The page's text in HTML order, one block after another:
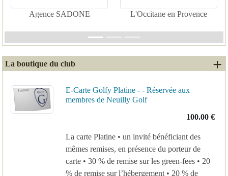
SADONE L'Occitane en Provence Neuilly
La boutique du club
E-Carte Golfy Platine - - Réservée aux
membres de Neuilly Golf
100.00 €
La carte Platine • un invité bénéficiant des
mêmes remises, en présence du porteur de
carte • 30 % de remise sur les green-fees • 20
% de remise sur l’hébergement • 20 % de
+